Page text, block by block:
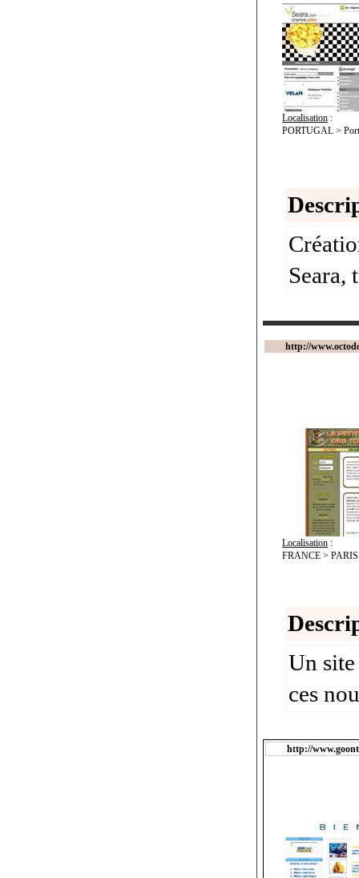
Localisation :
PORTUGAL >
Seara,
http://
Localisation :
FRANCE > PARIS
Un
ces
http://